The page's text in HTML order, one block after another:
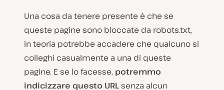
Una cosa da tenere presente è che se
queste pagine sono bloccate da robots.txt,
in teoria potrebbe accadere che qualcuno si
colleghi casualmente a una di queste
pagine. E se lo facesse, potremmo
indicizzare questo URL senza alcun